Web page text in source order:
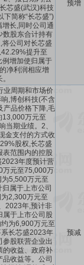
芯盛(武汉)科技
下简称“长芯盛”)
长,同时公司通
数股东合计持有
公司对长芯盛
提升至
增加使归属于
净利润相应增
预增
业周期和市场价
,博创科技(不含
产品价格下降,毛
13,000万元至
当期业绩。2、
金支付的方式收
股权,长芯盛
表范围内的控股
年度预计营
万元至75,000万
5,500万元至
属于上市公司
2,300万元至
2023年,预计非
属于上市公司股
为6,900万元至
长芯盛2023年
参股联营企业出
的收益、政府补
收益等。公司
预减